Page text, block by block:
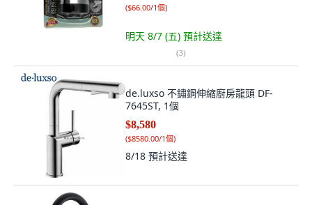
($66.00/1個)
明天 8/7 (五) 預計送達
(3)
de.luxso 不鏽鋼伸縮廚房龍頭 DF-
7645ST, 1個
$8,580
($8580.00/1個)
8/18 預計送達